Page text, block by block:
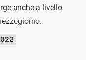
anche a livello